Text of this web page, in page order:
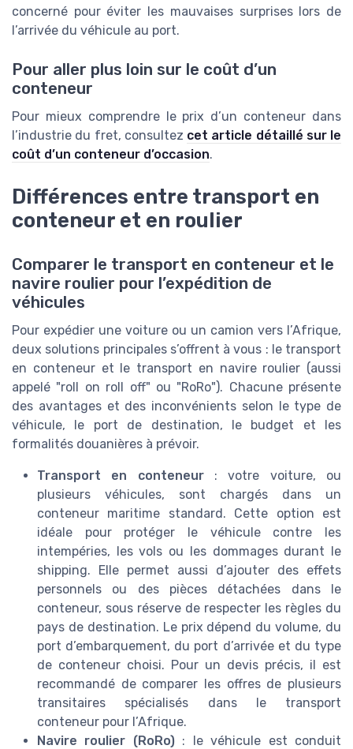
concerné pour éviter les mauvaises surprises lors de
l’arrivée du véhicule au port.
Pour aller plus loin sur le coût d’un
conteneur
Pour mieux comprendre le prix d’un conteneur dans
l’industrie du fret, consultez cet article détaillé sur le
coût d’un conteneur d’occasion.
Différences entre transport en
conteneur et en roulier
Comparer le transport en conteneur et le
navire roulier pour l’expédition de
véhicules
Pour expédier une voiture ou un camion vers l’Afrique,
deux solutions principales s’offrent à vous : le transport
en conteneur et le transport en navire roulier (aussi
appelé "roll on roll off" ou "RoRo"). Chacune présente
des avantages et des inconvénients selon le type de
véhicule, le port de destination, le budget et les
formalités douanières à prévoir.
Transport en conteneur: votre voiture, ou
plusieurs véhicules, sont chargés dans un
conteneur maritime standard. Cette option est
idéale pour protéger le véhicule contre les
intempéries, les vols ou les dommages durant le
shipping. Elle permet aussi d’ajouter des effets
personnels ou des pièces détachées dans le
conteneur, sous réserve de respecter les règles du
pays de destination. Le prix dépend du volume, du
port d’embarquement, du port d’arrivée et du type
de conteneur choisi. Pour un devis précis, il est
recommandé de comparer les offres de plusieurs
transitaires spécialisés dans le transport
conteneur pour l’Afrique.
Navire roulier (RoRo): le véhicule est conduit